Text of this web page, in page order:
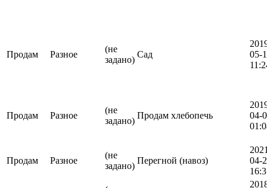
Продам Разное
(не
задано)
Сад
05-
Продам Разное
(не
задано)
Продам хлебопечь
04-
Продам Разное
(не
задано)
Перегной (навоз)
04-